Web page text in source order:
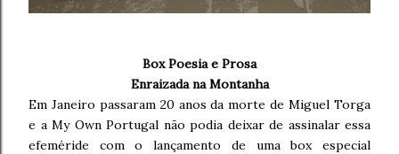
Box Poesia e Prosa
Enraizada na Montanha
Em Janeiro passaram 20 anos da morte de Miguel Torga
e a My Own Portugal não podia deixar de assinalar essa
efeméride com o lançamento de uma box especial